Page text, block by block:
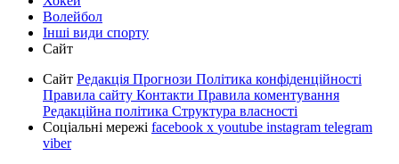
Волейбол
Інші види спорту
Сайт
Сайт Редакція Прогнози Політика конфіденційності
Правила сайту Контакти Правила коментування
Редакційна політика Структура власності
Соціальні мережі facebook x youtube instagram telegram
viber